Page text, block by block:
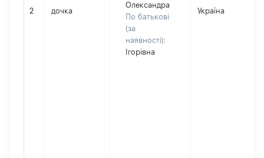
2 дочка
Олександра
По батькові
(за
наявності):
Ігорівна
Україна